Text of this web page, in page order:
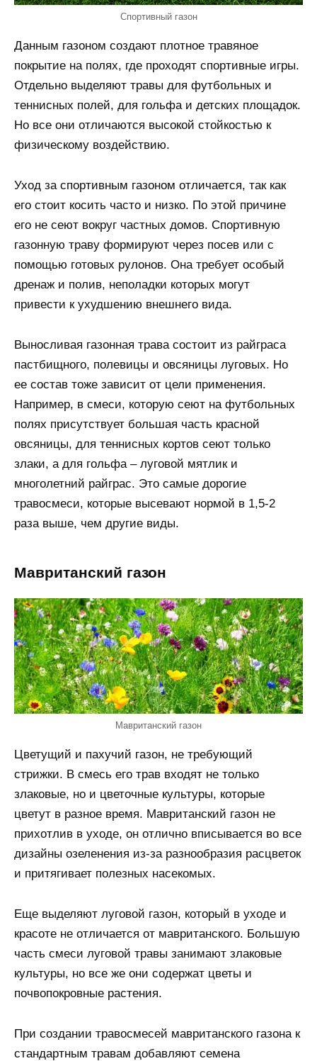
Спортивный газон
Данным газоном создают плотное травяное
покрытие на полях, где проходят спортивные игры.
Отдельно выделяют травы для футбольных и
теннисных полей, для гольфа и детских площадок.
Но все они отличаются высокой стойкостью к
физическому воздействию.
Уход за спортивным газоном отличается, так как
его стоит косить часто и низко. По этой причине
его не сеют вокруг частных домов. Спортивную
газонную траву формируют через посев или с
помощью готовых рулонов. Она требует особый
дренаж и полив, неполадки которых могут
привести к ухудшению внешнего вида.
Выносливая газонная трава состоит из райграса
пастбищного, полевицы и овсяницы луговых. Но
ее состав тоже зависит от цели применения.
Например, в смеси, которую сеют на футбольных
полях присутствует большая часть красной
овсяницы, для теннисных кортов сеют только
злаки, а для гольфа – луговой мятлик и
многолетний райграс. Это самые дорогие
травосмеси, которые высевают нормой в 1,5-2
раза выше, чем другие виды.
Мавританский газон
Мавританский газон
Цветущий и пахучий газон, не требующий
стрижки. В смесь его трав входят не только
злаковые, но и цветочные культуры, которые
цветут в разное время. Мавританский газон не
прихотлив в уходе, он отлично вписывается во все
дизайны озеленения из-за разнообразия расцветок
и притягивает полезных насекомых.
Еще выделяют луговой газон, который в уходе и
красоте не отличается от мавританского. Большую
часть смеси луговой травы занимают злаковые
культуры, но все же они содержат цветы и
почвопокровные растения.
При создании травосмесей мавританского газона к
стандартным травам добавляют семена